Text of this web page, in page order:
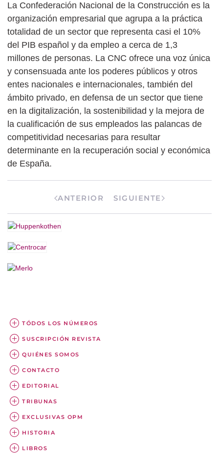
La Confederación Nacional de la Construcción es la
organización empresarial que agrupa a la práctica
totalidad de un sector que representa casi el 10%
del PIB español y da empleo a cerca de 1,3
millones de personas. La CNC ofrece una voz única
y consensuada ante los poderes públicos y otros
entes nacionales e internacionales, también del
ámbito privado, en defensa de un sector que tiene
en la digitalización, la sostenibilidad y la mejora de
la cualificación de sus empleados las palancas de
competitividad necesarias para resultar
determinante en la recuperación social y económica
de España.
ANTERIOR SIGUIENTE
TÓDOS LOS NÚMEROS
SUSCRIPCIÓN REVISTA
QUIÉNES SOMOS
CONTACTO
EDITORIAL
TRIBUNAS
EXCLUSIVAS OPM
HISTORIA
LIBROS